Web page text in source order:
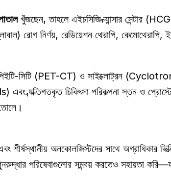
খুঁজছেন, তাহলে এইচসিজি ক্যান্সার সেন্টার
রোগ নির্ণয়, রেডিয়েশন থেরাপি, কেমোথেরাপি,
সিটি (PET-CT) ও সাইক্লোট্রন
চিকিৎসা পরিকল্পনা স্তন ও প্রোস্টেট
পরিষেবাগুলোর সমন্বয় করতেও সহায়তা